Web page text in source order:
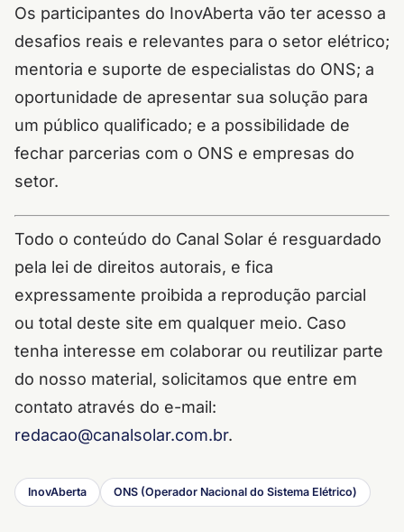
Os participantes do InovAberta vão ter acesso a
desafios reais e relevantes para o setor elétrico;
mentoria e suporte de especialistas do ONS; a
oportunidade de apresentar sua solução para
um público qualificado; e a possibilidade de
fechar parcerias com o ONS e empresas do
setor.
Todo o conteúdo do Canal Solar é resguardado
pela lei de direitos autorais, e fica
expressamente proibida a reprodução parcial
ou total deste site em qualquer meio. Caso
tenha interesse em colaborar ou reutilizar parte
do nosso material, solicitamos que entre em
contato através do e-mail:
redacao@canalsolar.com.br.
InovAberta ONS (Operador Nacional do Sistema Elétrico)